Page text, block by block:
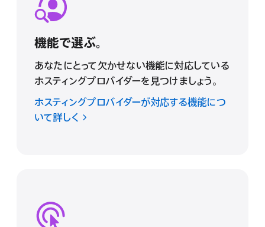
機能で選ぶ。
あなたにとって欠かせない機能に対応している
ホスティングプロバイダーを見つけましょう。
ホスティングプロバイダーが対応する機能につ
いて詳しく